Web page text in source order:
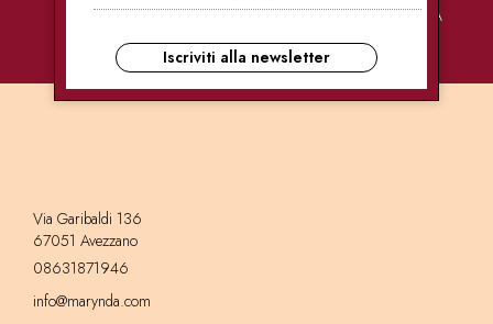
PAGAMENTI
CONSEGNE
ULTRA RAPIDE
ASSISTENZA
Via Garibaldi 136
67051 Avezzano
08631871946
info@marynda.com
Iscriviti alla newsletter